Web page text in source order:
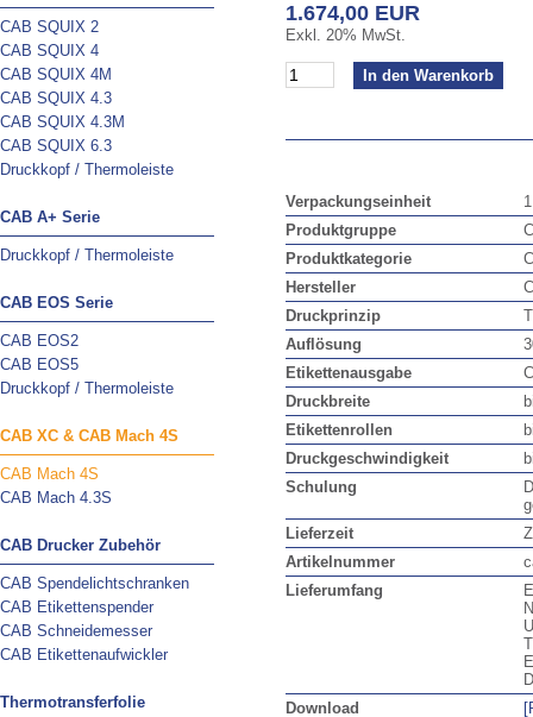
CAB SQUIX 2
CAB SQUIX 4
CAB SQUIX 4M
CAB SQUIX 4.3
CAB SQUIX 4.3M
CAB SQUIX 6.3
Druckkopf / Thermoleiste
CAB A+ Serie
Druckkopf / Thermoleiste
CAB EOS Serie
CAB EOS2
CAB EOS5
Druckkopf / Thermoleiste
CAB XC & CAB Mach 4S
CAB Mach 4S
CAB Mach 4.3S
CAB Drucker Zubehör
CAB Spendelichtschranken
CAB Etikettenspender
CAB Schneidemesser
CAB Etikettenaufwickler
Thermotransferfolie
1.674,00 EUR
Exkl. 20% MwSt.
Verpackungseinheit
Produktgruppe
Produktkategorie
Hersteller
Druckprinzip
Auflösung
Etikettenausgabe
Druckbreite
Etikettenrollen
Druckgeschwindigkeit
Schulung
Lieferzeit
Artikelnummer
Lieferumfang
Download